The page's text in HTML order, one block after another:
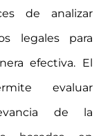
de analizar
legales para
efectiva. El
evaluar
de la